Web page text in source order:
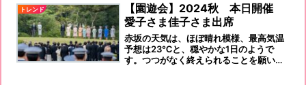
トレンド
【園遊会】2024秋 本日開催
愛子さま佳子さま出席
赤坂の天気は、ほぼ晴れ模様、最高気温
予想は23℃と、穏やかな1日のようで
す。つつがなく終えられることを願いま